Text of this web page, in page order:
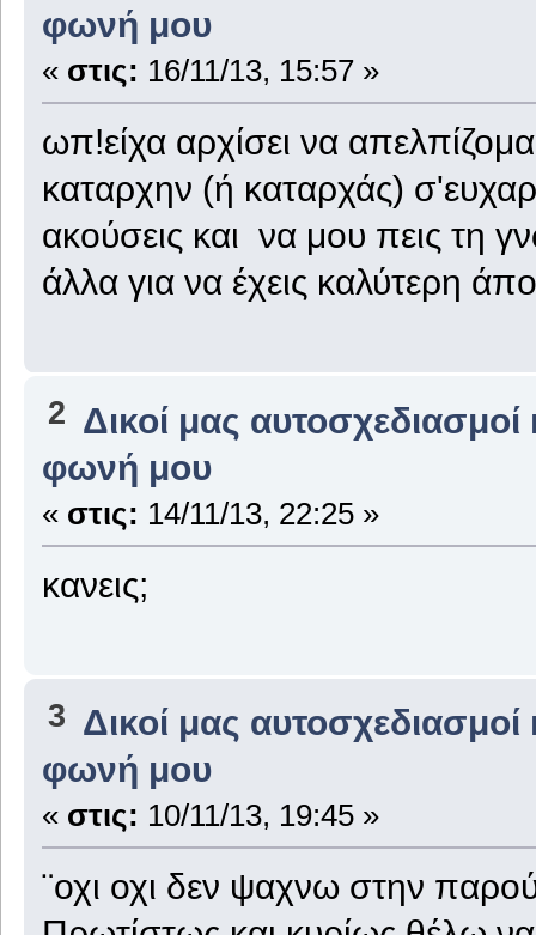
φωνή μου
« στις: 16/11/13, 15:57 »
ωπ!είχα αρχίσει να
καταρχην (ή καταρχάς)
ακούσεις και να μου πεις τη
άλλα για να έχεις καλύτερη
2 Δικοί μας αυτοσχεδιασμοί
φωνή μου
« στις: 14/11/13, 22:25 »
κανεις;
3 Δικοί μας αυτοσχεδιασμοί
φωνή μου
« στις: 10/11/13, 19:45 »
¨οχι οχι δεν ψαχνω στην